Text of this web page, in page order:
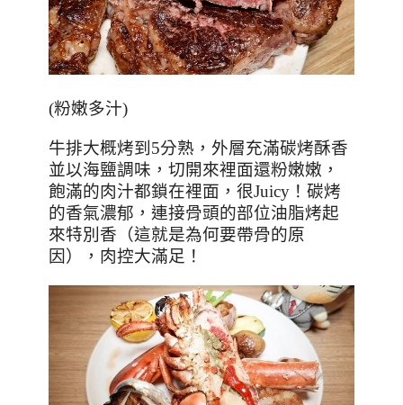
(粉嫩多汁)
牛排大概烤到 5分熟，外層充滿碳烤酥香
並以海鹽調味，切開來裡面還粉嫩嫩，
飽滿的肉汁都鎖在裡面，很Juicy ！碳烤
的香氣濃郁，連接骨頭的部位油脂烤起
來特別香（這就是為何要帶骨的原
因），肉控大滿足！